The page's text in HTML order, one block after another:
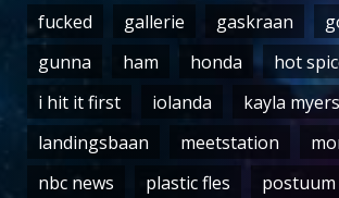
fucked
gallerie gaskraan
gunna
ham honda hot
i hit it first
iolanda
kayla myers
landingsbaan
meetstation
nbc news
plastic fles postuum